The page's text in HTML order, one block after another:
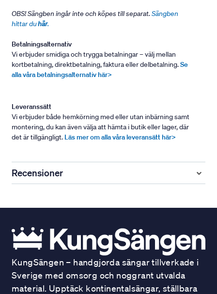
OBS! Sängben ingår inte och köpes till separat. Sängben
hittar duhär.
Betalningsalternativ
Vi erbjuder smidiga och trygga betalningar – välj mellan
kortbetalning, direktbetalning, faktura eller delbetalning.Se
alla våra betalningsalternativ här>
Leveranssätt
Vi erbjuder både hemkörning med eller utan inbärning samt
montering, du kan även välja att hämta i butik eller lager, där
det är tillgängligt. Läs mer om alla våra leveransätt här>
Recensioner
KungSängen – handgjorda sängar tillverkade i
Sverige med omsorg och noggrant utvalda
material. Upptäck kontinentalsängar, ställbara